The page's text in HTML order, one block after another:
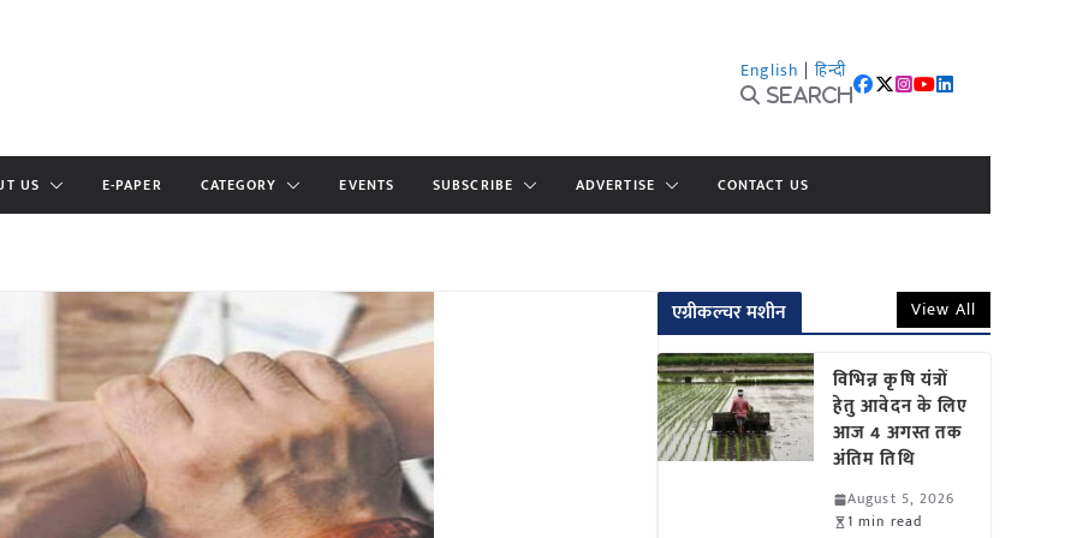
English | हिन्दी
Search
US E-PAPER CATEGORY EVENTS SUBSCRIBE ADVERTISE CONTACT US
एग्रीकल्चर मशीन View All
विभिन्न कृषि यंत्रों
हेतु आवेदन के लिए
आज 4 अगस्त तक
अंतिम तिथि
August 5, 2026
1 min read